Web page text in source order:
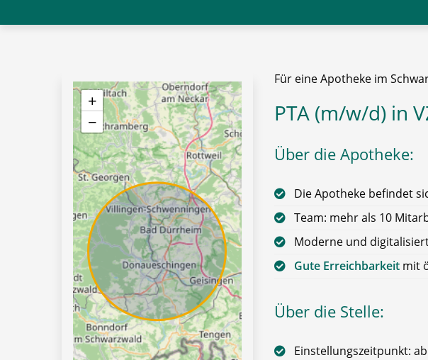
Für eine Apotheke im
PTA (m/w/d) in
Über die Apotheke:
Die Apotheke befindet
Team: mehr als 10
Moderne und
Gute Erreichbarkeit mit
Über die Stelle:
Einstellungszeitpunkt:
+
−